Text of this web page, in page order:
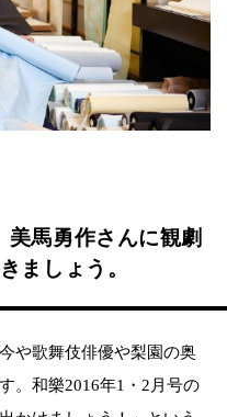
馬勇作さんに観劇
ましょう。
や歌舞伎俳優や梨園の奥
。和樂2016年1・2月号の